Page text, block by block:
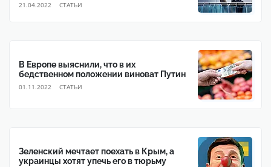
21.04.2022 CТАТЬИ
В Европе выяснили, что в их
бедственном положении виноват Путин
01.11.2022 CТАТЬИ
Зеленский мечтает поехать в Крым, а
украинцы хотят упечь его в тюрьму